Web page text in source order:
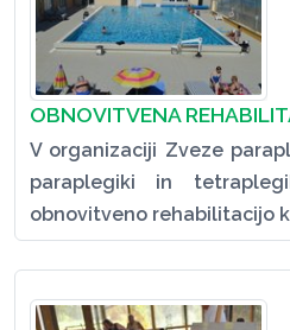
OBNOVITVENA
V organizaciji Zveze
paraplegiki in
obnovitveno rehabilitacijo